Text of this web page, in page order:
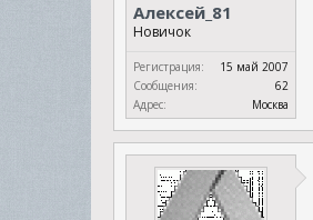
Алексей_81
Новичок
Регистрация:
15 май 2007
Сообщения:
62
Адрес:
Москва